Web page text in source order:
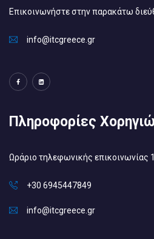
Επικοινωνήστε στην παρακάτω
info@itcgreece.gr
Πληροφορίες
Ωράριο τηλεφωνικής επικοινωνίας
+30 6945447849
info@itcgreece.gr